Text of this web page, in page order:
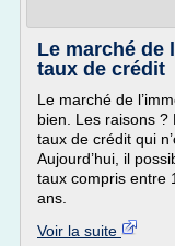
Le marché de
taux de crédit
Le marché de
bien. Les raisons ?
taux de crédit qui
Aujourd’hui, il
taux compris entre
ans.
Voir la suite